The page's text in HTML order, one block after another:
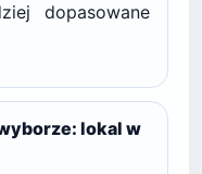
dopasowane
lokal w